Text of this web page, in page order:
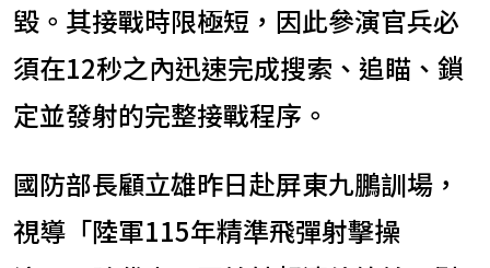
毀。其接戰時限極短，因此參演官兵必
須在12秒之內迅速完成搜索、追瞄、鎖
定並發射的完整接戰程序。
國防部長顧立雄昨日赴屏東九鵬訓場，
視導「陸軍115年精準飛彈射擊操